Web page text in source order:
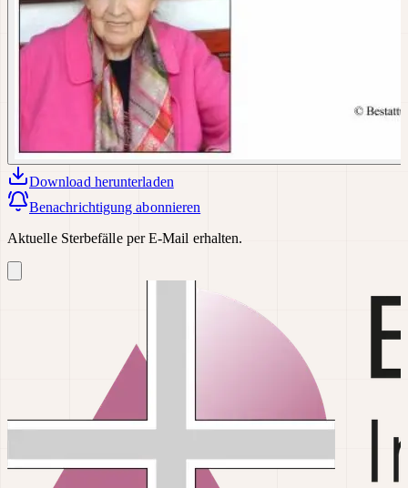
Download herunterladen
Benachrichtigung abonnieren
Aktuelle Sterbefälle per E-Mail erhalten.